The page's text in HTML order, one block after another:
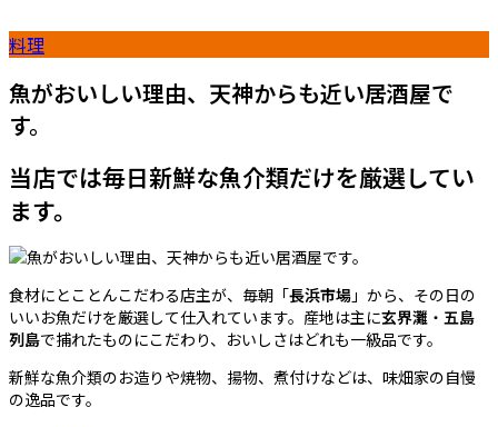
料理
魚がおいしい理由、天神からも近い居酒屋で
す。
当店では毎日新鮮な魚介類だけを厳選してい
ます。
食材にとことんこだわる店主が、毎朝「長浜市場 」から、その日の
いいお魚だけを厳選して仕入れています。産地は主に玄界灘 ・ 五島
列島で捕れたものにこだわり、おいしさはどれも一級品です。
新鮮な魚介類のお造りや焼物、揚物、煮付けなどは、味畑家の自慢
の逸品です。